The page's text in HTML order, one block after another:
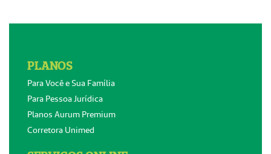
PLANOS
Para Você e Sua Família
Para Pessoa Jurídica
Planos Aurum Premium
Corretora Unimed